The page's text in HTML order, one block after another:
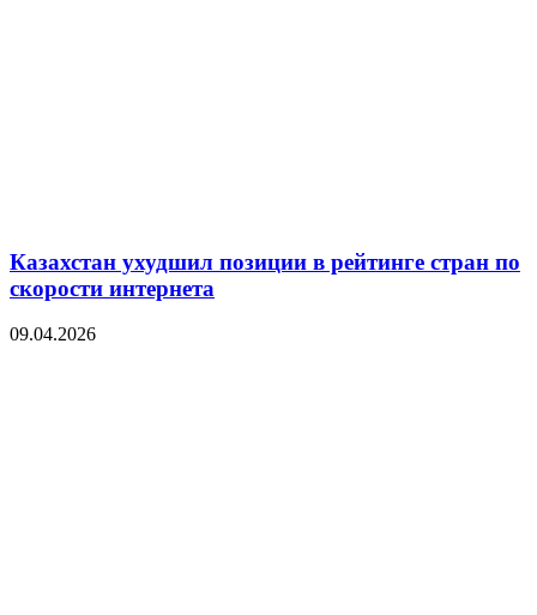
Казахстан ухудшил позиции в рейтинге стран по
скорости интернета
09.04.2026